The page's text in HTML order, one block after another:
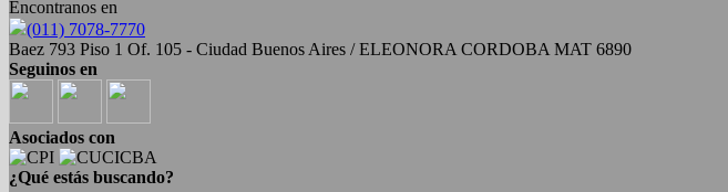
Encontranos en
(011) 7078-7770
Baez 793 Piso 1 Of. 105 - Ciudad Buenos Aires / ELEONORA CORDOBA MAT 6890
Seguinos en
Asociados con
¿Qué estás buscando?